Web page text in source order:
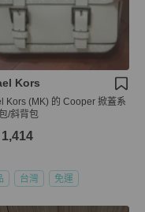
Kors
Kors (MK) 的 Cooper 掀蓋系
/斜背包
1,414
台灣 免運